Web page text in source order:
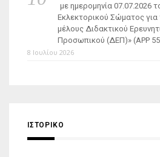
με ημερομηνία 07.07.2026
Εκλεκτορικού Σώματος για
μέλους Διδακτικού
Προσωπικού (ΔΕΠ)» (APP
8 Ιουλίου 2026
ΙΣΤΟΡΙΚΌ